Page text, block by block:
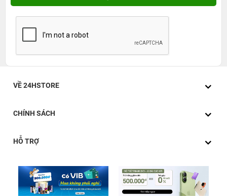
VỀ 24HSTORE
CHÍNH SÁCH
HỖ TRỢ